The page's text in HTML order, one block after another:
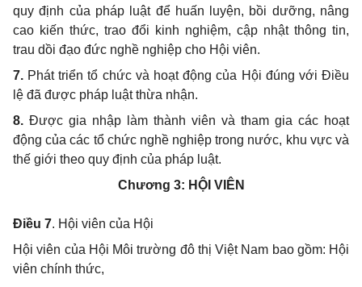
quy định của pháp luật để huấn luyện, bồi dưỡng, nâng
cao kiến thức, trao đổi kinh nghiệm, cập nhật thông tin,
trau dồi đạo đức nghề nghiệp cho Hội viên.
7. Phát triển tổ chức và hoạt động của Hội đúng với Điều
lệ đã được pháp luật thừa nhận.
8. Được gia nhập làm thành viên và tham gia các hoạt
động của các tổ chức nghề nghiệp trong nước, khu vực và
thế giới theo quy định của pháp luật.
Chương 3: HỘI VIÊN
Điều 7. Hội viên của Hội
Hội viên của Hội Môi trường đô thị Việt Nam bao gồm: Hội
viên chính thức,